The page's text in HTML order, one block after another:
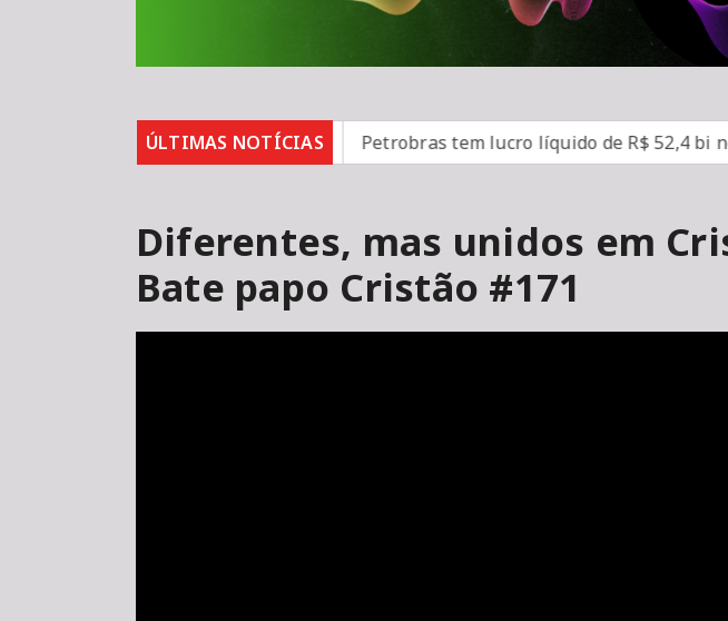
ÚLTIMAS NOTÍCIAS
em bares e restaurantes Petrobras tem lucro líquido de R$ 52,4 bi no
Diferentes, mas unidos em
Bate papo Cristão #171